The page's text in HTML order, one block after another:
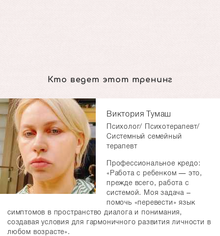
Кто ведет этот тренинг
Виктория Тумаш
Психолог/ Психотерапевт/
Системный семейный
терапевт
Профессиональное кредо:
«Работа с ребенком — это,
прежде всего, работа с
системой. Моя задача –
помочь «перевести» язык
симптомов в пространство диалога и понимания,
создавая условия для гармоничного развития личности в
любом возрасте».